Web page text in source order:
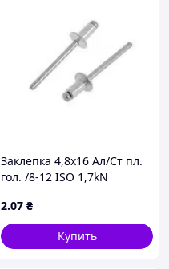
Заклепка 4,8х16 Ал/Ст пл.
гол. /8-12 ISO 1,7kN
2.07 ₴
Купить